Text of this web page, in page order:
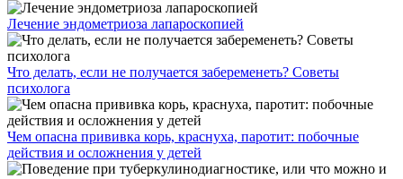
Лечение эндометриоза лапароскопией
Что делать, если не получается забеременеть? Советы
психолога
Чем опасна прививка корь, краснуха, паротит: побочные
действия и осложнения у детей